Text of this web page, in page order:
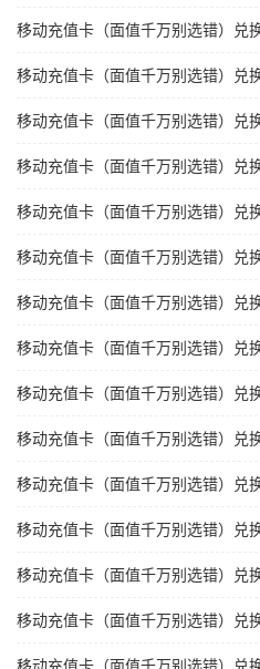
移动充值卡（面值千万别选错）兑
移动充值卡（面值千万别选错）兑
移动充值卡（面值千万别选错）兑
移动充值卡（面值千万别选错）兑
移动充值卡（面值千万别选错）兑
移动充值卡（面值千万别选错）兑
移动充值卡（面值千万别选错）兑
移动充值卡（面值千万别选错）兑
移动充值卡（面值千万别选错）兑
移动充值卡（面值千万别选错）兑
移动充值卡（面值千万别选错）兑
移动充值卡（面值千万别选错）兑
移动充值卡（面值千万别选错）兑
移动充值卡（面值千万别选错）兑